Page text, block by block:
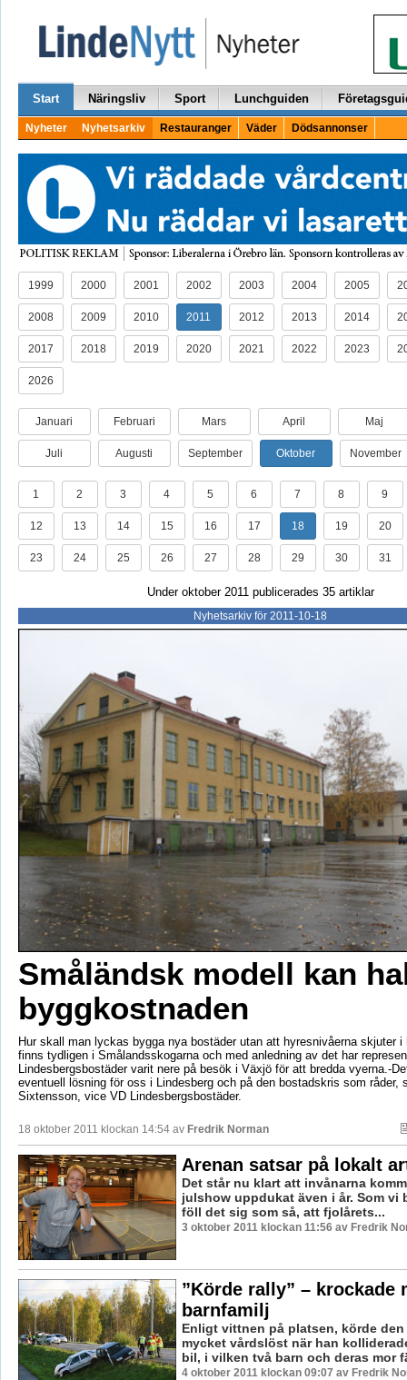
Start Näringsliv Sport Lunchguiden
Nyheter Nyhetsarkiv Restauranger Väder Dödsannonser
1999 2000 2001 2002 2003 2004 2005
2008 2009 2010 2011 2012 2013 2014
2017 2018 2019 2020 2021 2022 2023
2026
Januari Februari Mars April Maj
Juli Augusti September Oktober November
1 2 3 4 5 6 7 8 9
12 13 14 15 16 17 18 19 20
23 24 25 26 27 28 29 30 31
Under oktober 2011 publicerades 35 artiklar
Nyhetsarkiv för 2011-10-18
Småländsk modell kan
byggkostnaden
Hur skall man lyckas bygga nya bostäder utan att hyresnivåerna skjuter i
finns tydligen i Smålandsskogarna och med anledning av det har
Lindesbergsbostäder varit nere på besök i Växjö för att bredda vyerna.-
eventuell lösning för oss i Lindesberg och på den bostadskris som råder,
Sixtensson, vice VD Lindesbergsbostäder.
18 oktober 2011 klockan 14:54 av Fredrik Norman
Arenan satsar på lokalt
Det står nu klart att invånarna
julshow uppdukat även i år. Som vi
föll det sig som så, att fjolårets...
3 oktober 2011 klockan 11:56 av Fredrik
”Körde rally” – krockade
barnfamilj
Enligt vittnen på platsen, körde
mycket vårdslöst när han
bil, i vilken två barn och deras mor
4 oktober 2011 klockan 09:07 av Fredrik